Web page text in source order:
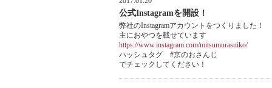
公式Instagramを開設！
弊社のInstagramアカウントをつくりました！
主におやつを載せています
https://www.instagram.com/mitsumurasuiko/
ハッシュタグ #京のおさんじ
でチェックしてください！